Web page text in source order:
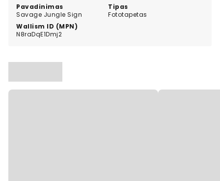
Pavadinimas
Savage Jungle Sign
Tipas
Fototapetas
Wallism ID (MPN)
N8raDqE1Dmj2